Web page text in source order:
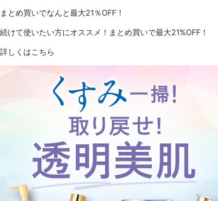
まとめ買いでなんと最大21％OFF！
続けて使いたい方にオススメ！まとめ買いで最大21%OFF！
詳しくはこちら